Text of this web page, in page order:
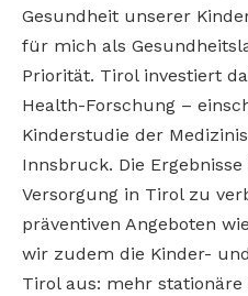
Gesundheit unserer
für mich als
Priorität. Tirol investiert
Health-Forschung –
Kinderstudie der
Innsbruck. Die
Versorgung in Tirol zu
präventiven Angeboten
wir zudem die Kinder-
Tirol aus: mehr